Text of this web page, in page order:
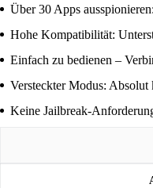
Über 30 Apps
Hohe Kompatibilität:
Einfach zu bedienen –
Versteckter Modus:
Keine Jailbreak-